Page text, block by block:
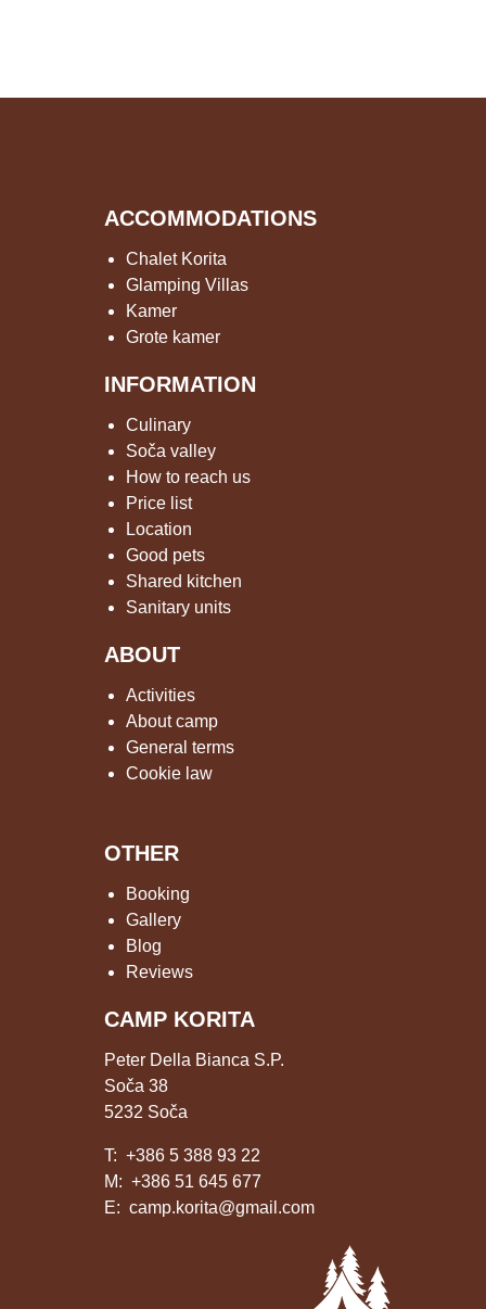
ACCOMMODATIONS
Chalet Korita
Glamping Villas
Kamer
Grote kamer
INFORMATION
Culinary
Soča valley
How to reach us
Price list
Location
Good pets
Shared kitchen
Sanitary units
ABOUT
Activities
About camp
General terms
Cookie law
OTHER
Booking
Gallery
Blog
Reviews
CAMP KORITA
Peter Della Bianca S.P.
Soča 38
5232 Soča
T: +386 5 388 93 22
M: +386 51 645 677
E: camp.korita@gmail.com